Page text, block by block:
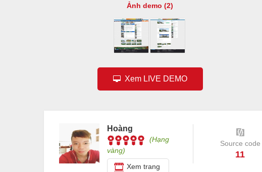
Ảnh demo (2)
Xem LIVE DEMO
Hoàng
(Hạng
vàng)
Xem trang
Source code
11